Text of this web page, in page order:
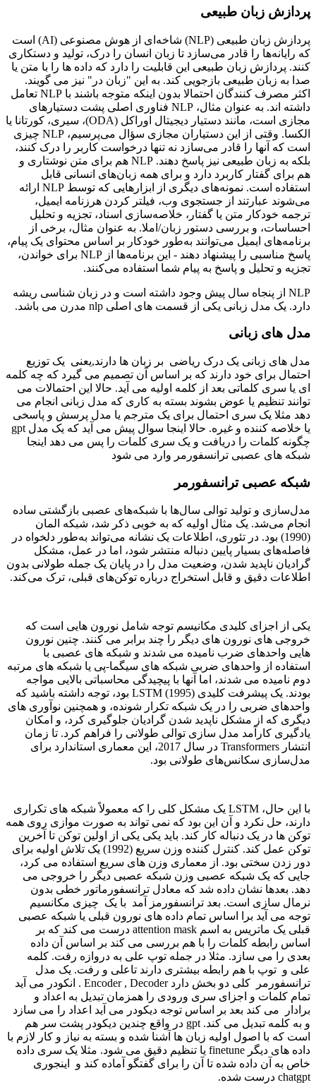
پردازش زبان طبیعی
پردازش زبان طبیعی (NLP) شاخه‌ای از هوش مصنوعی (AI) است
که رایانه‌ها را قادر می‌سازد تا زبان انسان را درک، تولید و دستکاری
کنند. پردازش زبان طبیعی این قابلیت را دارد که داده ها را با متن یا
صدا به زبان طبیعی بازجویی کند. به این "زبان در" نیز می گویند.
اکثر مصرف کنندگان احتمالا بدون اینکه متوجه باشند با NLP تعامل
داشته اند. به عنوان مثال، NLP فناوری اصلی پشت دستیارهای
مجازی است، مانند دستیار دیجیتال اوراکل (ODA)، سیری، کورتانا یا
الکسا. وقتی از این دستیاران مجازی سؤال می‌پرسیم، NLP چیزی
است که آنها را قادر می‌سازد نه تنها درخواست کاربر را درک کنند،
بلکه به زبان طبیعی نیز پاسخ دهند. NLP هم برای متن نوشتاری و
هم برای گفتار کاربرد دارد و برای همه زبان‌های انسانی قابل
استفاده است. نمونه‌های دیگری از ابزارهایی که توسط NLP ارائه
می‌شوند عبارتند از جستجوی وب، فیلتر کردن هرزنامه ایمیل،
ترجمه خودکار متن یا گفتار، خلاصه‌سازی اسناد، تجزیه و تحلیل
احساسات، و بررسی دستور زبان/املا. به عنوان مثال، برخی از
برنامه‌های ایمیل می‌توانند به‌طور خودکار بر اساس محتوای یک پیام،
پاسخ مناسبی را پیشنهاد دهند - این برنامه‌ها از NLP برای خواندن،
تجزیه و تحلیل و پاسخ به پیام شما استفاده می‌کنند.
NLP از پنجاه سال پیش وجود داشته است و در زبان شناسی ریشه
دارد. یک مدل زبانی یکی از قسمت های اصلی nlp مدرن می باشد.
مدل های زبانی
مدل های زبانی یک درک ریاضی بر زبان ها دارند,یعنی یک توزیع
احتمال برای خود دارند که بر اساس آن تصمیم می گیرد که چه کلمه
ای یا سری کلماتی بعد از کلمه اولیه می آید. حالا این احتمالات می
توانند تنظیم یا عوض بشوند بسته به کاری که مدل زبانی انجام می
دهد مثلا یک سری احتمال برای یک مترجم یا مدل پرسش و پاسخی
یا خلاصه کننده و غیره. حالا اینجا سوال پیش می آید که یک مدل gpt
چگونه کلمات را دریافت و یک سری کلمات را پس می دهد اینجا
شبکه های عصبی ترانسفورمر وارد می شود
شبکه عصبی ترانسفورمر
مدل‌سازی و تولید توالی سال‌ها با شبکه‌های عصبی بازگشتی ساده
انجام می‌شد. یک مثال اولیه که به خوبی ذکر شد، شبکه المان
(1990) بود. در تئوری، اطلاعات یک نشانه می‌تواند به‌طور دلخواه در
فاصله‌های بسیار پایین دنباله منتشر شود، اما در عمل، مشکل
گرادیان ناپدید شدن، وضعیت مدل را در پایان یک جمله طولانی بدون
اطلاعات دقیق و قابل استخراج درباره توکن‌های قبلی، ترک می‌کند.
یکی از اجزای کلیدی مکانیسم توجه شامل نورون هایی است که
خروجی های نورون های دیگر را چند برابر می کنند. چنین نورون
هایی واحدهای ضرب نامیده می شدند و شبکه های عصبی با
استفاده از واحدهای ضربی شبکه های سیگما-پی یا شبکه های مرتبه
دوم نامیده می شدند، اما آنها با پیچیدگی محاسباتی بالایی مواجه
بودند. یک پیشرفت کلیدی LSTM (1995) بود، توجه داشته باشید که
واحدهای ضربی را در یک شبکه تکرار شونده، و همچنین نوآوری های
دیگری که از مشکل ناپدید شدن گرادیان جلوگیری کرد، و امکان
یادگیری کارآمد مدل سازی توالی طولانی را فراهم کرد. تا زمان
انتشار Transformers در سال 2017، این معماری استاندارد برای
مدل‌سازی سکانس‌های طولانی بود.
با این حال، LSTM یک مشکل کلی را که معمولاً شبکه های تکراری
دارند، حل نکرد و آن این بود که نمی تواند به صورت موازی روی همه
توکن ها در یک دنباله کار کند. باید یکی یکی از اولین توکن تا آخرین
توکن عمل کند. کنترل کننده وزن سریع (1992) یک تلاش اولیه برای
دور زدن سختی بود. از معماری وزن های سریع استفاده می کرد،
جایی که یک شبکه عصبی وزن شبکه عصبی دیگر را خروجی می
دهد. بعدها نشان داده شد که معادل ترانسفورماتور خطی بدون
نرمال سازی است. بعد ترانسفورمز آمد با یک چیزی مکانسیم
توجه می آید برا اساس تمام داده های نورون قبلی یا شبکه عصبی
قبلی یک ماتریس به اسم attention mask درست می کند که بر
اساس رابطه کلمات را با هم بررسی می کند بر اساس آن داده
بعدی را می سازد. مثلا در جمله توپ علی به دروازه رفت. کلمه
علی و توپ با هم رابطه بیشتری دارند تاعلی و رفت. یک مدل
ترانسفورمر کلی دو بخش دارد Encoder , Decoder . انکودر می آید
تمام کلمات و اجزای سری ورودی را همزمان تبدیل به اعداد و
برادار می کند بعد بر اساس توجه دیکودر می آید اعداد را می سازد
و به کلمه تبدیل می کند. gpt در واقع چندین دیکودر پشت سر هم
است که با اصول اولیه زبان ها آشنا شده و بسته به نیاز و کار لازم با
داده های دیگر finetune یا تنظیم دقیق می شود. مثلا یک سری داده
خاص به آن داده شده تا آن را برای گفتگو آماده کند و اینجوری
chatgpt درست شده.